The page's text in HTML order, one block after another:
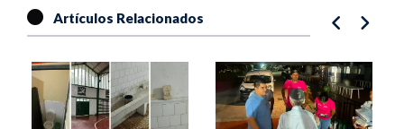
Artículos Relacionados